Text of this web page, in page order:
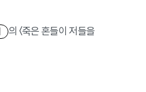
의 〈죽은 혼들이 저들을